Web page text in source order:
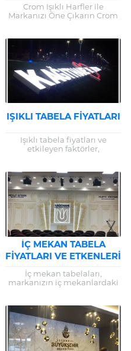
Crom Işıklı Harfler ile
Markanızı Öne Çıkarın Crom
etkili bir görsel araçtır. Işıklı
tabelalar, özellikle...
IŞIKLI TABELA FIYATLARI
Işıklı tabela fiyatları ve
etkileyen faktörler,
rol oynar. Etkili bir ışıklı
tabela, işletmenizin
markasını...
İÇ MEKAN TABELA
FIYATLARI VE ETKENLERI
İç mekan tabelaları,
markanızın iç mekanlardaki
İşletmenizin iç
dekorasyonuyla uyumlu,
kaliteli ve estetik...